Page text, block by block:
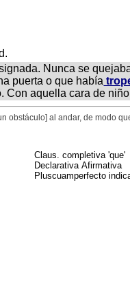
Nunca se
puerta o que había
Con aquella cara de
obstáculo] al andar, de modo
Claus. completiva 'que'
Declarativa Afirmativa
Pluscuamperfecto